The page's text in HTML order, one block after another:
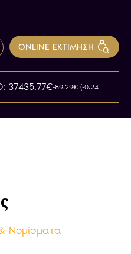
ONLINE ΕΚΤΙΜΗΣΗ
-89.29€ (-0.24%)
Νομίσματα